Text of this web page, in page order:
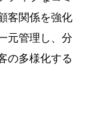
客関係を強化
元管理し、分
の多様化する